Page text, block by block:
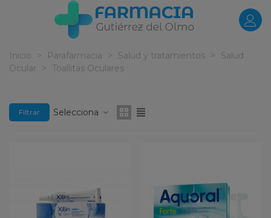
Inicio > Parafarmacia > Salud y tratamientos >
Salud
Ocular
> Toallitas Oculares
Filtrar Selecciona